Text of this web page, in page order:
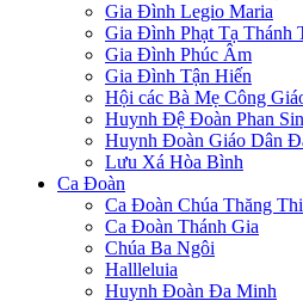
Gia Đình Legio Maria
Gia Đình Phạt Tạ Thánh
Gia Đình Phúc Âm
Gia Đình Tận Hiến
Hội các Bà Mẹ Công
Huynh Đệ Đoàn Phan
Huynh Đoàn Giáo Dân
Lưu Xá Hòa Bình
Ca Đoàn
Ca Đoàn Chúa Thăng
Ca Đoàn Thánh Gia
Chúa Ba Ngôi
Hallleluia
Huynh Đoàn Đa Minh